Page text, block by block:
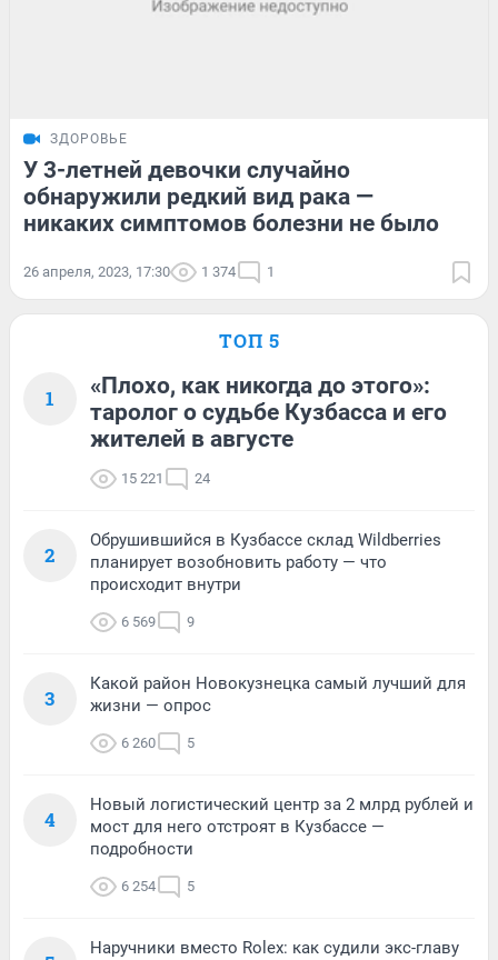
ЗДОРОВЬЕ
У 3-летней девочки случайно
обнаружили редкий вид рака —
никаких симптомов болезни не было
26 апреля, 2023, 17:30 1 374 1
ТОП 5
1
«Плохо, как никогда до этого»:
таролог о судьбе Кузбасса и его
жителей в августе
15 221 24
2
Обрушившийся в Кузбассе склад Wildberries
планирует возобновить работу — что
происходит внутри
6 569 9
3
Какой район Новокузнецка самый лучший для
жизни — опрос
6 260 5
4
Новый логистический центр за 2 млрд рублей и
мост для него отстроят в Кузбассе —
подробности
6 254 5
Наручники вместо Rolex: как судили экс-главу